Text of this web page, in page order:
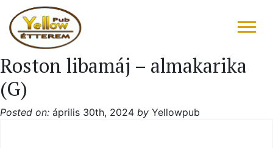
FŐOLDAL
ÉTLAP – ITALLAP
Roston libamáj – almakarika
(G)
Posted on: április 30th, 2024 by Yellowpub